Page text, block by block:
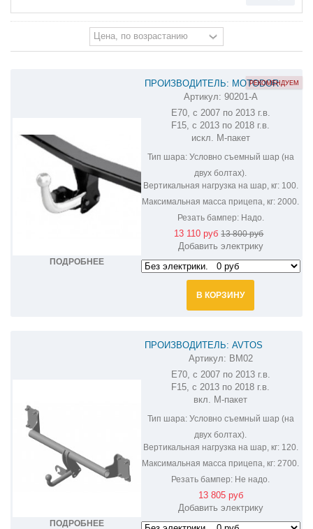
ПОДРОБНЕЕ
ПРОИЗВОДИТЕЛЬ: MOTODOR
ФАРКОП НА BMW X5 90201-A
Артикул: 90201-A
E70, c 2007 по 2013 г.в.
F15, с 2013 по 2018 г.в.
искл. M-пакет
Тип шара:Условно съемный шар (на
двух болтах).
Вертикальная нагрузка на шар, кг:100.
Максимальная масса прицепа, кг: 2000.
Резать бампер:Надо.
РЕКОМЕНДУЕМ
13 110 руб13 800 руб
Добавить электрику
В КОРЗИНУ
ПОДРОБНЕЕ
ПРОИЗВОДИТЕЛЬ: AVTOS
ФАРКОП НА BMW X5 BM02
Артикул: BM02
E70, c 2007 по 2013 г.в.
F15, с 2013 по 2018 г.в.
вкл. М-пакет
Тип шара:Условно съемный шар (на
двух болтах).
Вертикальная нагрузка на шар, кг:120.
Максимальная масса прицепа, кг: 2700.
Резать бампер: Не надо.
13 805 руб
Добавить электрику